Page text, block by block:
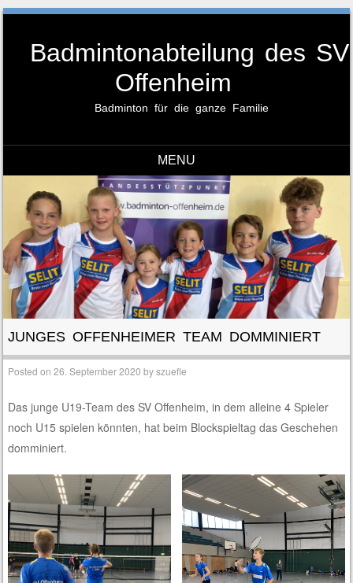
Badmintonabteilung des SV
Offenheim
Badminton für die ganze Familie
MENU
JUNGES OFFENHEIMER TEAM DOMMINIERT
Posted on26. September 2020 byszuefle
Das junge U19-Team des SV Offenheim, in dem alleine 4 Spieler
noch U15 spielen könnten, hat beim Blockspieltag das Geschehen
domminiert.